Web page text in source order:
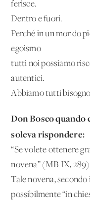
ferisce.
Dentro e fuori.
Perché in un mondo
egoismo
tutti noi possiamo
autentici.
Abbiamo tutti
Don Bosco quando
soleva rispondere:
“Se volete ottenere
novena” (MB IX,
Tale novena,
possibilmente “in